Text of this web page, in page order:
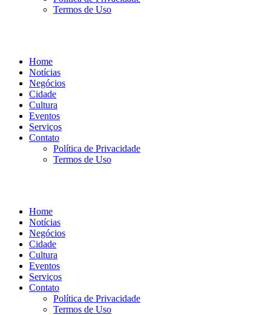
Termos de Uso
Home
Notícias
Negócios
Cidade
Cultura
Eventos
Serviços
Contato
Política de Privacidade
Termos de Uso
Home
Notícias
Negócios
Cidade
Cultura
Eventos
Serviços
Contato
Política de Privacidade
Termos de Uso